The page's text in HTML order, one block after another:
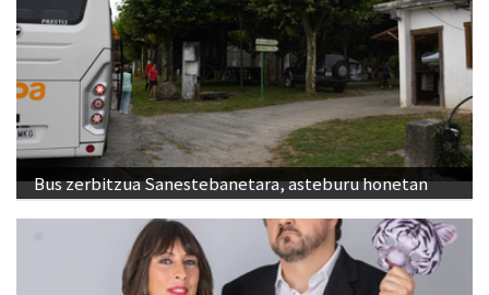
Bus zerbitzua Sanestebanetara, asteburu honetan